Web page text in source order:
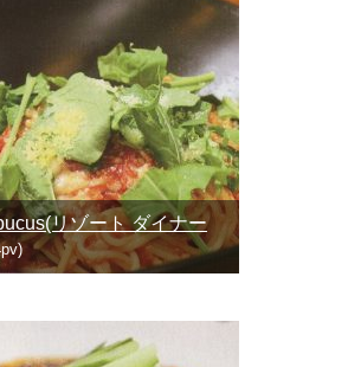
リゾート ダイナー